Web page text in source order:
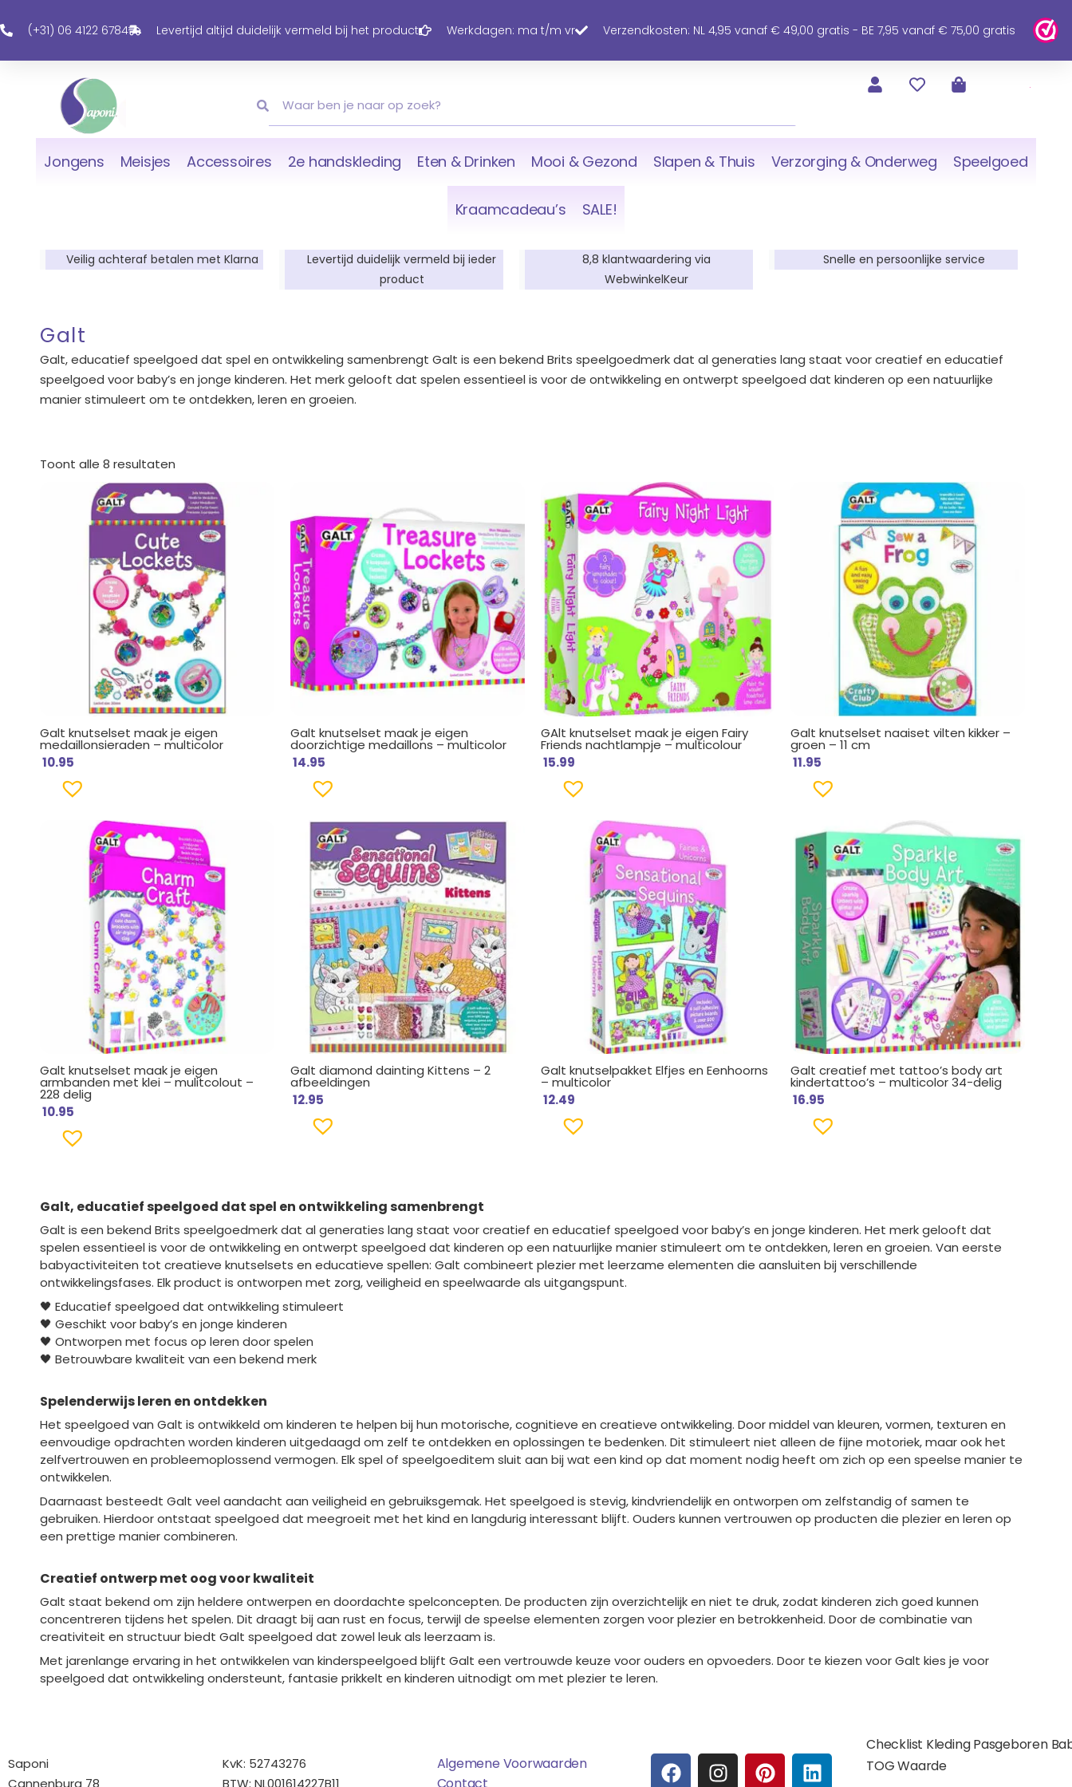
Naar
Inhoud
(+31) 06 4122 6784 Levertijd altijd duidelijk vermeld bij het product Werkdagen: ma t/m vr Verzendkosten: NL 4,95 vanaf € 49,00 gratis - BE 7,95 vanaf € 75,00 gratis
Jongens Meisjes Accessoires 2e handskleding Eten & Drinken Mooi & Gezond Slapen & Thuis Verzorging & Onderweg Speelgoed
Kraamcadeau’s SALE!
Veilig achteraf betalen met Klarna
Levertijd duidelijk vermeld bij ieder
product
8,8 klantwaardering via
WebwinkelKeur
Snelle en persoonlijke service
Galt
Galt, educatief speelgoed dat spel en ontwikkeling samenbrengt Galt is een bekend Brits speelgoedmerk dat al generaties lang staat voor creatief en educatief
speelgoed voor baby’s en jonge kinderen. Het merk gelooft dat spelen essentieel is voor de ontwikkeling en ontwerpt speelgoed dat kinderen op een natuurlijke
manier stimuleert om te ontdekken, leren en groeien.
Toont alle 8 resultaten
Galt knutselset maak je eigen
medaillonsieraden – multicolor
10.95
Galt knutselset maak je eigen
doorzichtige medaillons – multicolor
14.95
GAlt knutselset maak je eigen Fairy
Friends nachtlampje – multicolour
15.99
Galt knutselset naaiset vilten kikker –
groen – 11 cm
11.95
Galt knutselset maak je eigen
armbanden met klei – mulitcolout –
228 delig
10.95
Galt diamond dainting Kittens – 2
afbeeldingen
12.95
Galt knutselpakket Elfjes en Eenhoorns
– multicolor
12.49
Galt creatief met tattoo’s body art
kindertattoo’s – multicolor 34-delig
16.95
Galt, educatief speelgoed dat spel en ontwikkeling samenbrengt
Galt is een bekend Brits speelgoedmerk dat al generaties lang staat voor creatief en educatief speelgoed voor baby’s en jonge kinderen. Het merk gelooft dat
spelen essentieel is voor de ontwikkeling en ontwerpt speelgoed dat kinderen op een natuurlijke manier stimuleert om te ontdekken, leren en groeien. Van eerste
babyactiviteiten tot creatieve knutselsets en educatieve spellen: Galt combineert plezier met leerzame elementen die aansluiten bij verschillende
ontwikkelingsfases. Elk product is ontworpen met zorg, veiligheid en speelwaarde als uitgangspunt.
🖤 Educatief speelgoed dat ontwikkeling stimuleert
🖤 Geschikt voor baby’s en jonge kinderen
🖤 Ontworpen met focus op leren door spelen
🖤 Betrouwbare kwaliteit van een bekend merk
Spelenderwijs leren en ontdekken
Het speelgoed van Galt is ontwikkeld om kinderen te helpen bij hun motorische, cognitieve en creatieve ontwikkeling. Door middel van kleuren, vormen, texturen en
eenvoudige opdrachten worden kinderen uitgedaagd om zelf te ontdekken en oplossingen te bedenken. Dit stimuleert niet alleen de fijne motoriek, maar ook het
zelfvertrouwen en probleemoplossend vermogen. Elk spel of speelgoeditem sluit aan bij wat een kind op dat moment nodig heeft om zich op een speelse manier te
ontwikkelen.
Daarnaast besteedt Galt veel aandacht aan veiligheid en gebruiksgemak. Het speelgoed is stevig, kindvriendelijk en ontworpen om zelfstandig of samen te
gebruiken. Hierdoor ontstaat speelgoed dat meegroeit met het kind en langdurig interessant blijft. Ouders kunnen vertrouwen op producten die plezier en leren op
een prettige manier combineren.
Creatief ontwerp met oog voor kwaliteit
Galt staat bekend om zijn heldere ontwerpen en doordachte spelconcepten. De producten zijn overzichtelijk en niet te druk, zodat kinderen zich goed kunnen
concentreren tijdens het spelen. Dit draagt bij aan rust en focus, terwijl de speelse elementen zorgen voor plezier en betrokkenheid. Door de combinatie van
creativiteit en structuur biedt Galt speelgoed dat zowel leuk als leerzaam is.
Met jarenlange ervaring in het ontwikkelen van kinderspeelgoed blijft Galt een vertrouwde keuze voor ouders en opvoeders. Door te kiezen voor Galt kies je voor
speelgoed dat ontwikkeling ondersteunt, fantasie prikkelt en kinderen uitnodigt om met plezier te leren.
Saponi
Cannenburg 78
KvK: 52743276
BTW: NL001614227B11
Algemene Voorwaarden
Contact
F I P L
T
Checklist Kleding Pasgeboren
TOG Waarde